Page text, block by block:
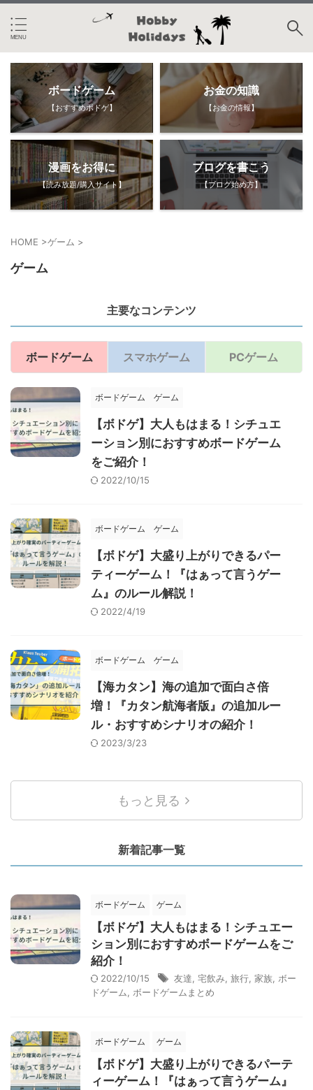
ボードゲーム
【おすすめボドゲ】
お金の知識
【お金の情報】
漫画をお得に
【読み放題/購入サイト】
ブログを書こう
【ブログ始め方】
HOME >ゲーム >
ゲーム
主要なコンテンツ
ボードゲーム スマホゲーム PCゲーム
ボードゲーム ゲーム
【ボドゲ】大人もはまる！シチュエ
ーション別におすすめボードゲーム
をご紹介！
2022/10/15
ボードゲーム ゲーム
【ボドゲ】大盛り上がりできるパー
ティーゲーム！『はぁって言うゲー
ム』のルール解説！
2022/4/19
ボードゲーム ゲーム
【海カタン】海の追加で面白さ倍
増！『カタン航海者版』の追加ルー
ル・おすすめシナリオの紹介！
2023/3/23
もっと見る
新着記事一覧
ボードゲーム ゲーム
【ボドゲ】大人もはまる！シチュエー
ション別におすすめボードゲームをご
紹介！
2022/10/15 友達 宅飲み 旅行 家族 ボー
ドゲーム
ボードゲームまとめ
ボードゲーム ゲーム
【ボドゲ】大盛り上がりできるパーテ
ィーゲーム！『はぁって言うゲーム』